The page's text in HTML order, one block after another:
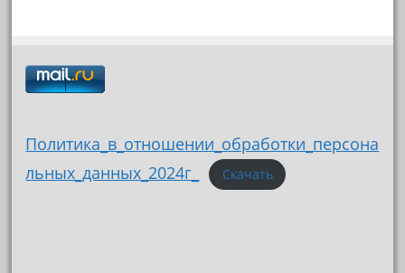
Политика_в_отношении_обработки_персона
льных_данных_2024г_
Скачать